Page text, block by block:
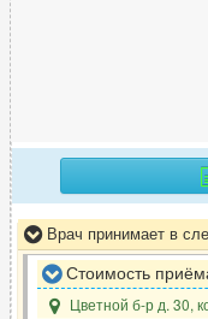
Врач принимает в
Стоимость
Цветной б-р д. 30,